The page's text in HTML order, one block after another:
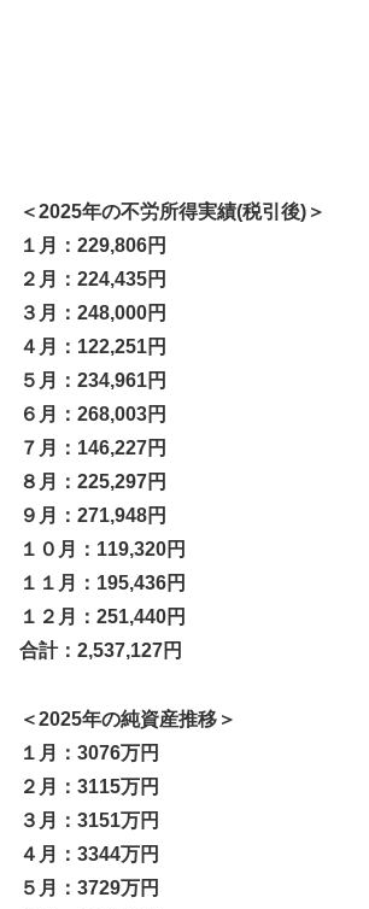
＜2025年の不労所得実績(税引後)＞
１月：229,806円
２月：224,435円
３月：248,000円
４月：122,251円
５月：234,961円
６月：268,003円
７月：146,227円
８月：225,297円
９月：271,948円
１０月：119,320円
１１月：195,436円
１２月：251,440円
合計：2,537,127円
＜2025年の純資産推移＞
１月：3076万円
２月：3115万円
３月：3151万円
４月：3344万円
５月：3729万円